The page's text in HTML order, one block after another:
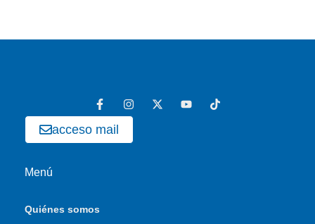
acceso mail
Menú
Quiénes somos